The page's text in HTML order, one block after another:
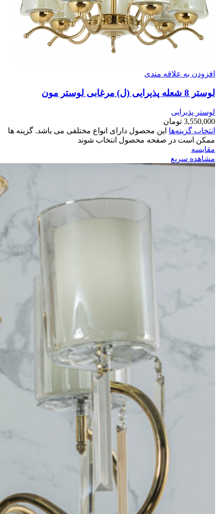
افزودن به علاقه مندی
لوستر 8 شعله پذیرایی (ل) مرغابی لوستر مون
لوستر پذیرایی
3,550,000 تومان
انتخاب گزینه‌ها این محصول دارای انواع مختلفی می باشد. گزینه ها
ممکن است در صفحه محصول انتخاب شوند
مقایسه
مشاهده سریع